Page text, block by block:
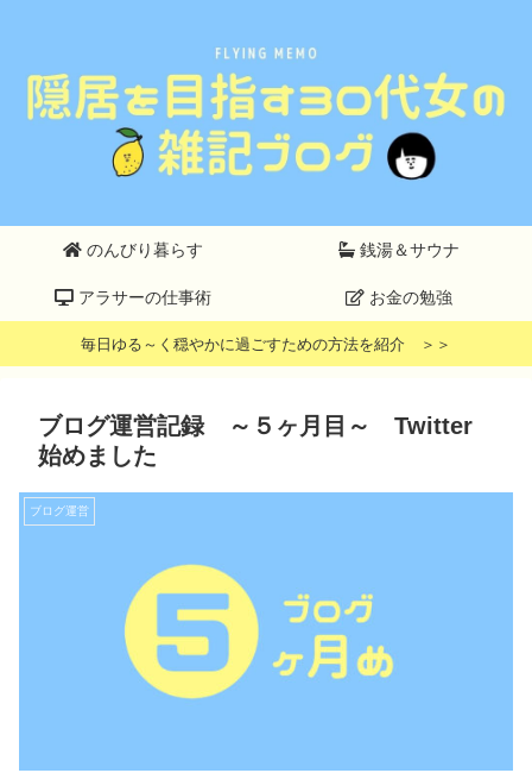
のんびり暮らす 銭湯＆サウナ
アラサーの仕事術 お金の勉強
毎日ゆる～く穏やかに過ごすための方法を紹介 ＞＞
ブログ運営記録 ～５ヶ月目～ Twitter
始めました
ブログ運営